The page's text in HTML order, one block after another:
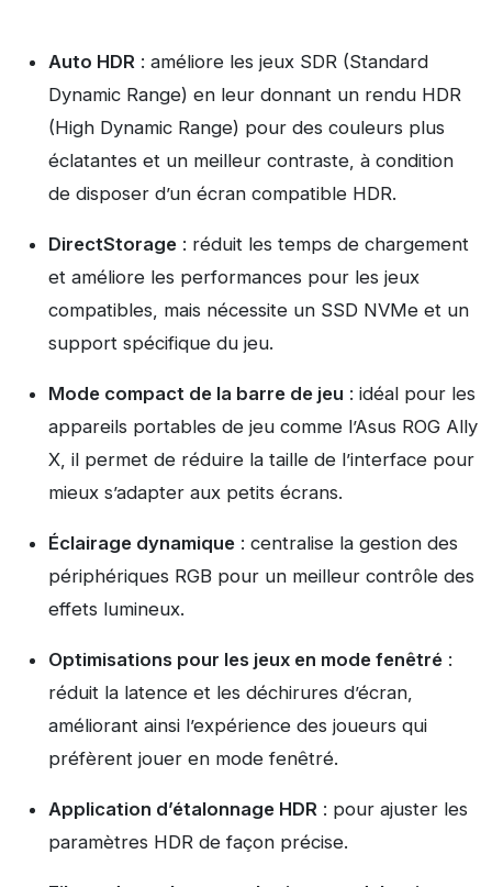
Auto HDR : améliore les jeux SDR (Standard
Dynamic Range) en leur donnant un rendu HDR
(High Dynamic Range) pour des couleurs plus
éclatantes et un meilleur contraste, à condition
de disposer d’un écran compatible HDR.
DirectStorage : réduit les temps de chargement
et améliore les performances pour les jeux
compatibles, mais nécessite un SSD NVMe et un
support spécifique du jeu.
Mode compact de la barre de jeu : idéal pour les
appareils portables de jeu comme l’Asus ROG Ally
X, il permet de réduire la taille de l’interface pour
mieux s’adapter aux petits écrans.
Éclairage dynamique : centralise la gestion des
périphériques RGB pour un meilleur contrôle des
effets lumineux.
Optimisations pour les jeux en mode fenêtré :
réduit la latence et les déchirures d’écran,
améliorant ainsi l’expérience des joueurs qui
préfèrent jouer en mode fenêtré.
Application d’étalonnage HDR : pour ajuster les
paramètres HDR de façon précise.